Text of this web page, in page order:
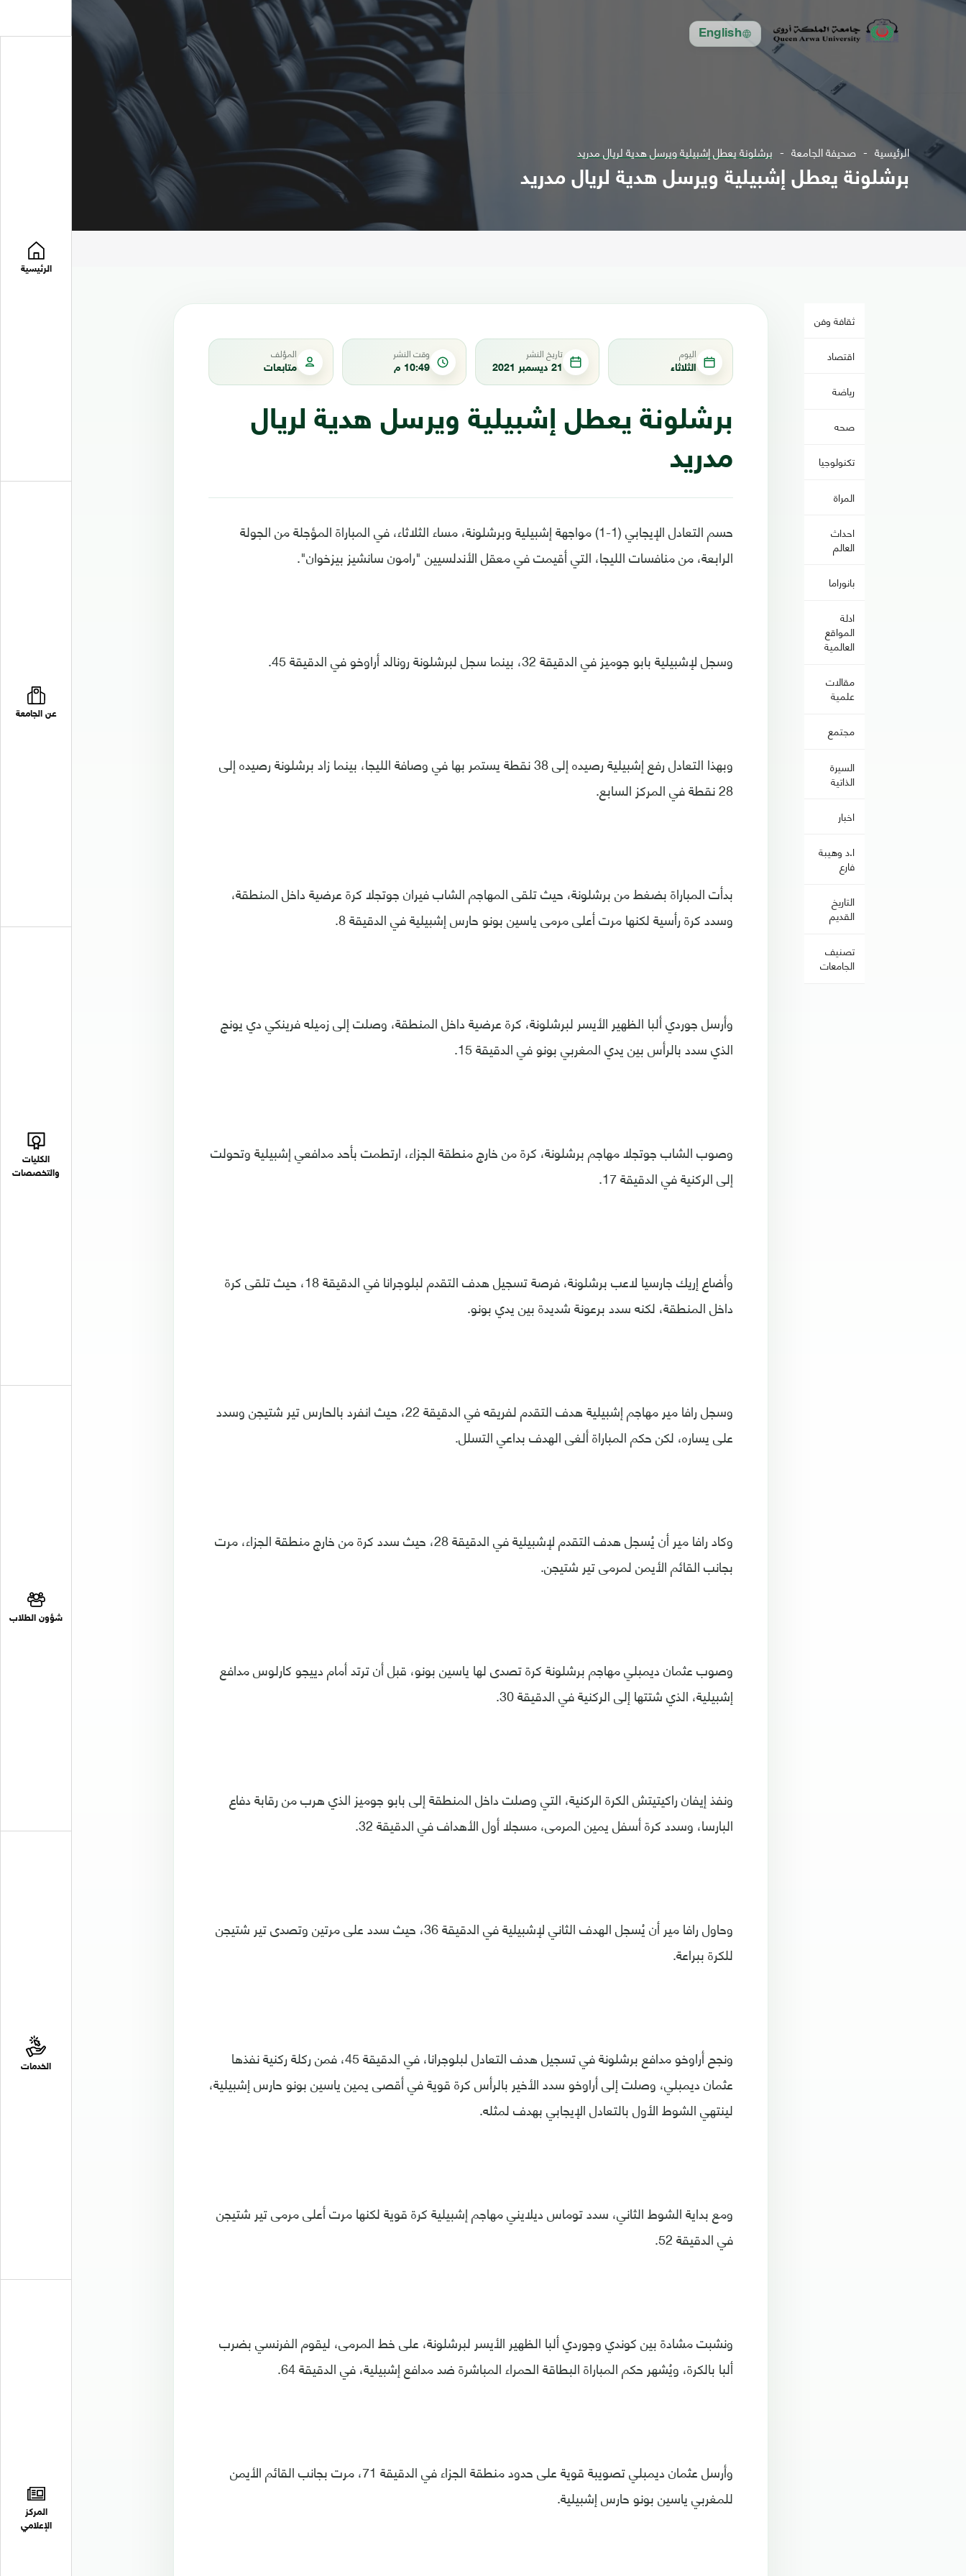
English
الرئيسية
عن الجامعة
الكليات
والتخصصات
شؤون الطلاب
الخدمات
المركز
الإعلامي
الرئيسية صحيفة الجامعة برشلونة يعطل إشبيلية ويرسل هدية لريال مدريد
برشلونة يعطل إشبيلية ويرسل هدية لريال مدريد
ثقافة وفن
اقتصاد
رياضة
صحه
تكنولوجيا
المراة
احداث
العالم
بانوراما
ادلة
المواقع
العالمية
مقالات
علمية
مجتمع
السيرة
الذاتية
اخبار
ا.د وهيبة
فارع
التاريخ
القديم
تصنيف
الجامعات
اليوم
الثلاثاء
تاريخ النشر
21 ديسمبر 2021
وقت النشر
10:49 م
المؤلف
متابعات
برشلونة يعطل إشبيلية ويرسل هدية لريال
مدريد
حسم التعادل الإيجابي (1-1) مواجهة إشبيلية وبرشلونة، مساء الثلاثاء، في المباراة المؤجلة من الجولة
الرابعة، من منافسات الليجا، التي أقيمت في معقل الأندلسيين "رامون سانشيز بيزخوان".
وسجل لإشبيلية بابو جوميز في الدقيقة 32، بينما سجل لبرشلونة رونالد أراوخو في الدقيقة 45.
وبهذا التعادل رفع إشبيلية رصيده إلى 38 نقطة يستمر بها في وصافة الليجا، بينما زاد برشلونة رصيده إلى
28 نقطة في المركز السابع.
بدأت المباراة بضغط من برشلونة، حيث تلقى المهاجم الشاب فيران جوتجلا كرة عرضية داخل المنطقة،
وسدد كرة رأسية لكنها مرت أعلى مرمى ياسين بونو حارس إشبيلية في الدقيقة 8.
وأرسل جوردي ألبا الظهير الأيسر لبرشلونة، كرة عرضية داخل المنطقة، وصلت إلى زميله فرينكي دي يونج
الذي سدد بالرأس بين يدي المغربي بونو في الدقيقة 15.
وصوب الشاب جوتجلا مهاجم برشلونة، كرة من خارج منطقة الجزاء، ارتطمت بأحد مدافعي إشبيلية وتحولت
إلى الركنية في الدقيقة 17.
وأضاع إريك جارسيا لاعب برشلونة، فرصة تسجيل هدف التقدم لبلوجرانا في الدقيقة 18، حيث تلقى كرة
داخل المنطقة، لكنه سدد برعونة شديدة بين يدي بونو.
وسجل رافا مير مهاجم إشبيلية هدف التقدم لفريقه في الدقيقة 22، حيث انفرد بالحارس تير شتيجن وسدد
على يساره، لكن حكم المباراة ألغى الهدف بداعي التسلل.
وكاد رافا مير أن يُسجل هدف التقدم لإشبيلية في الدقيقة 28، حيث سدد كرة من خارج منطقة الجزاء، مرت
بجانب القائم الأيمن لمرمى تير شتيجن.
وصوب عثمان ديمبلي مهاجم برشلونة كرة تصدى لها ياسين بونو، قبل أن ترتد أمام دييجو كارلوس مدافع
إشبيلية، الذي شتتها إلى الركنية في الدقيقة 30.
ونفذ إيفان راكيتيتش الكرة الركنية، التي وصلت داخل المنطقة إلى بابو جوميز الذي هرب من رقابة دفاع
البارسا، وسدد كرة أسفل يمين المرمى، مسجلا أول الأهداف في الدقيقة 32.
وحاول رافا مير أن يُسجل الهدف الثاني لإشبيلية في الدقيقة 36، حيث سدد على مرتين وتصدى تير شتيجن
للكرة ببراعة.
ونجح أراوخو مدافع برشلونة في تسجيل هدف التعادل لبلوجرانا، في الدقيقة 45، فمن ركلة ركنية نفذها
عثمان ديمبلي، وصلت إلى أراوخو سدد الأخير بالرأس كرة قوية في أقصى يمين ياسين بونو حارس إشبيلية،
لينتهي الشوط الأول بالتعادل الإيجابي بهدف لمثله.
ومع بداية الشوط الثاني، سدد توماس ديلايني مهاجم إشبيلية كرة قوية لكنها مرت أعلى مرمى تير شتيجن
في الدقيقة 52.
ونشبت مشادة بين كوندي وجوردي ألبا الظهير الأيسر لبرشلونة، على خط المرمى، ليقوم الفرنسي بضرب
ألبا بالكرة، ويُشهر حكم المباراة البطاقة الحمراء المباشرة ضد مدافع إشبيلية، في الدقيقة 64.
وأرسل عثمان ديمبلي تصويبة قوية على حدود منطقة الجزاء في الدقيقة 71، مرت بجانب القائم الأيمن
للمغربي ياسين بونو حارس إشبيلية.